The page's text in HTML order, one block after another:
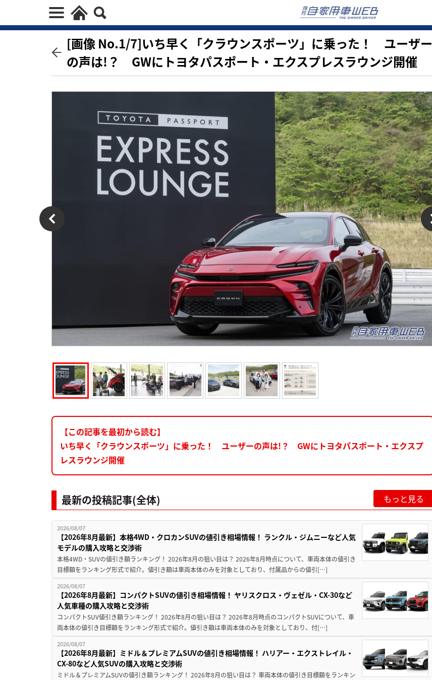
[画像 No.1/7]いち早く「クラウンスポーツ」に乗った！ ユーザー
の声は!？ GWにトヨタパスポート・エクスプレスラウンジ開催
【この記事を最初から読む】
いち早く「クラウンスポーツ」に乗った！ ユーザーの声は!？ GWにトヨタパスポート・エクスプ
レスラウンジ開催
最新の投稿記事(全体) もっと見る
2026/08/07
【2026年8月最新】本格4WD・クロカンSUVの値引き相場情報！ ランクル・ジムニーなど人気
モデルの購入攻略と交渉術
本格4WD・SUVの値引き額ランキング！ 2026年8月の狙い目は？ 2026年8月時点について、車両本体の値引き
目標額をランキング形式で紹介。値引き額は車両本体のみを対象としており、付属品からの値引[…]
2026/08/07
【2026年8月最新】コンパクトSUVの値引き相場情報！ ヤリスクロス・ヴェゼル・CX-30など
人気車種の購入攻略と交渉術
コンパクトSUV値引き額ランキング！ 2026年8月の狙い目は？ 2026年8月時点のコンパクトSUVについて、車
両本体の値引き目標額をランキング形式で紹介。値引き額は車両本体のみを対象としており、付[…]
2026/08/07
【2026年8月最新】ミドル＆プレミアムSUVの値引き相場情報！ ハリアー・エクストレイル・
CX-80など人気SUVの購入攻略と交渉術
ミドル＆プレミアムSUVの値引き額ランキング！ 2026年8月の狙い目は？ 車両本体の値引き目標額をランキン